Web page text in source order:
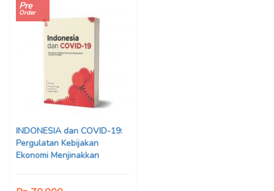
Pre
Order
INDONESIA dan COVID-19:
Pergulatan Kebijakan
Ekonomi Menjinakkan